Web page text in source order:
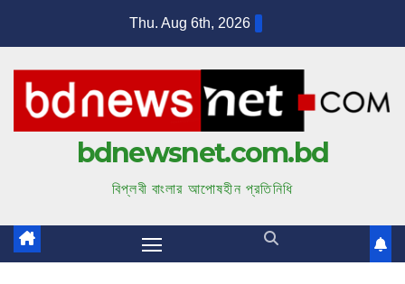
n
Thu. Aug 6th, 2026
bdnewsnet.com.bd
বিপ্লবী বাংলার আপোষহীন প্রতিনিধি